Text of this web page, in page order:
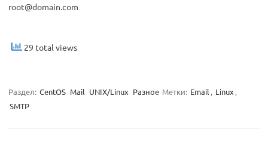
root@domain.com
29 total views
Раздел: CentOS Mail UNIX/Linux Разное Метки: Email , Linux ,
SMTP